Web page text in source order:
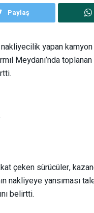
Paylaş
nakliyecilik yapan
Meydanı’nda
çeken sürücüler,
nakliyeye yansıması
belirtti.